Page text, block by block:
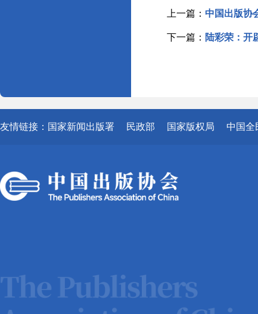
上一篇： 中国出版协
下一篇： 陆彩荣：开
友情链接： 国家新闻出版署 民政部 国家版权局 中国全